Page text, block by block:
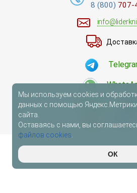
по году
по дате поступления (новинки)
8 (800) 707-
Мы используем cookies и
данных с помощью
сайта.
Оставаясь с нами, вы
файлов cookies
ОК